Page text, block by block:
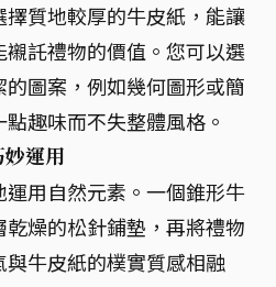
質地較厚的牛皮紙，能讓
託禮物的價值。您可以選
圖案，例如幾何圖形或簡
趣味而不失整體風格。
運用
用自然元素。一個錐形牛
燥的松針鋪墊，再將禮物
牛皮紙的樸實質感相融